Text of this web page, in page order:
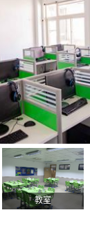
教室